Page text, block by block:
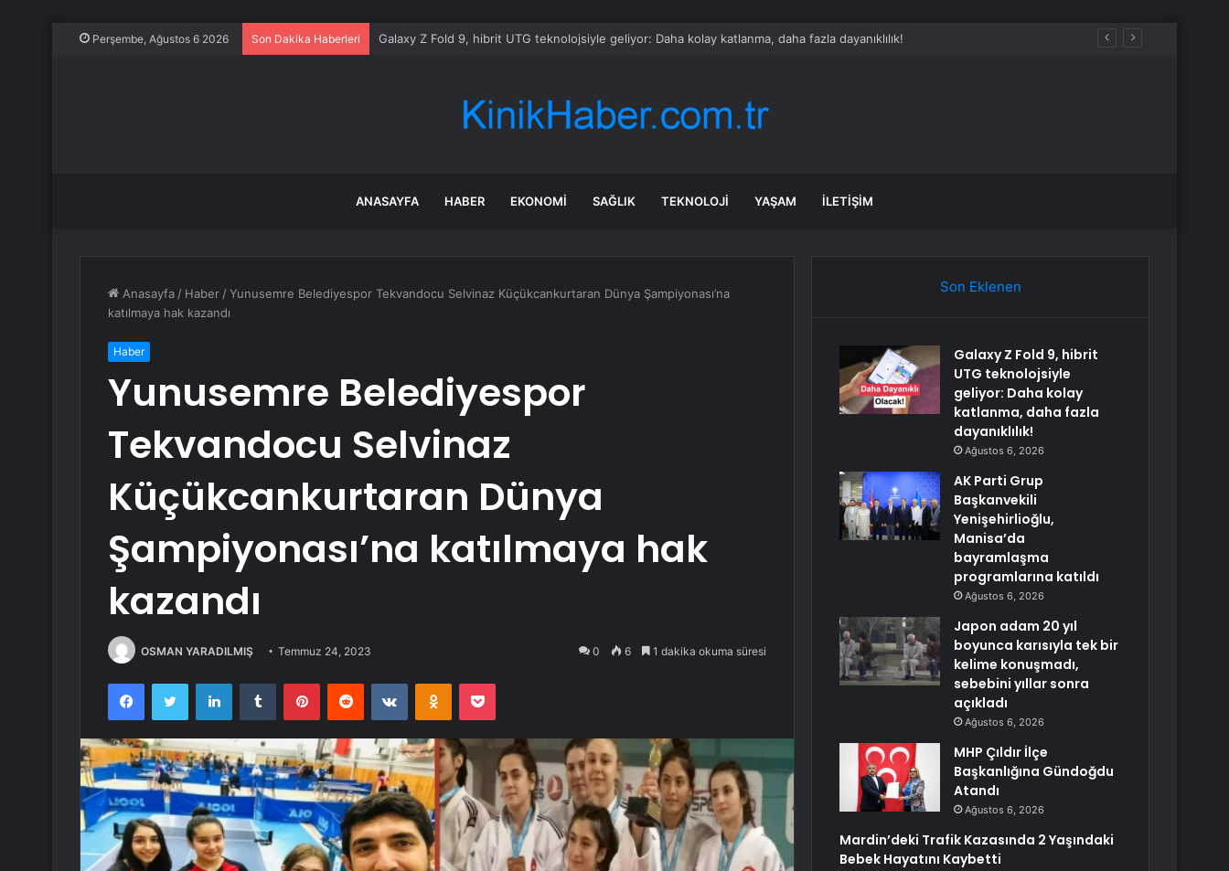
Perşembe, Ağustos 6 2026 Son Dakika Haberleri AK Parti Grup Başkanvekili Yenişehirlioğlu, Manisa’da bayramlaşma programlarına katıldı
ANASAYFA HABER EKONOMI SAĞLIK TEKNOLOJI YAŞAM İLETIŞIM
Anasayfa / Haber /Yunusemre Belediyespor Tekvandocu Selvinaz Küçükcankurtaran Dünya Şampiyonası’na
katılmaya hak kazandı
Haber
Yunusemre Belediyespor
Tekvandocu Selvinaz
Küçükcankurtaran Dünya
Şampiyonası’na katılmaya hak
kazandı
OSMAN YARADILMIŞ Temmuz 24, 2023 0 6 1 dakika okuma süresi
FacebookTwitter LinkedInTumblr PinterestReddit VKontakteOdnoklassniki
Pocket
Son Eklenen
Galaxy Z Fold 9, hibrit
UTG teknolojsiyle
geliyor: Daha kolay
katlanma, daha fazla
dayanıklılık!
Ağustos 6, 2026
AK Parti Grup
Başkanvekili
Yenişehirlioğlu,
Manisa’da
bayramlaşma
programlarına katıldı
Ağustos 6, 2026
Japon adam 20 yıl
boyunca karısıyla tek bir
kelime konuşmadı,
sebebini yıllar sonra
açıkladı
Ağustos 6, 2026
MHP Çıldır İlçe
Başkanlığına Gündoğdu
Atandı
Ağustos 6, 2026
Mardin’deki Trafik Kazasında 2 Yaşındaki
Bebek Hayatını Kaybetti